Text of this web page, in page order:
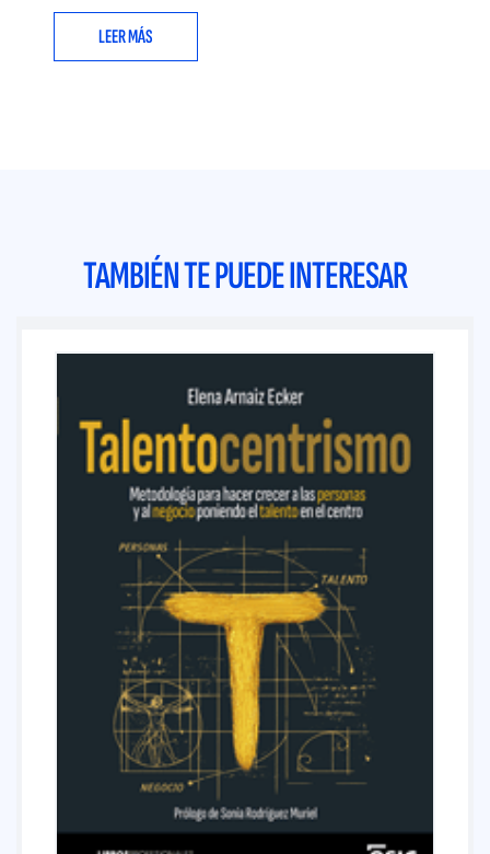
LEER MÁS
TAMBIÉN TE PUEDE INTERESAR